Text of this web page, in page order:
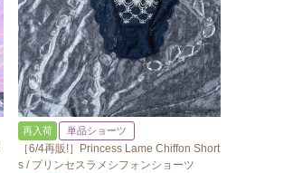
再入荷 単品ショーツ
［6/4再販!］Princess Lame Chiffon Short
s / プリンセスラメシフォンショーツ